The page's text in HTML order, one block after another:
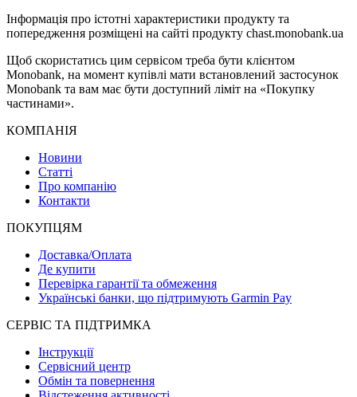
Інформація про істотні характеристики продукту та
попередження розміщені на сайті продукту chast.monobank.ua
Щоб скористатись цим сервісом треба бути клієнтом
Monobank, на момент купівлі мати встановлений застосунок
Monobank та вам має бути доступний ліміт на «Покупку
частинами».
КОМПАНІЯ
Новини
Статті
Про компанію
Контакти
ПОКУПЦЯМ
Доставка/Оплата
Де купити
Перевірка гарантії та обмеження
Українські банки, що підтримують Garmin Pay
СЕРВІС ТА ПІДТРИМКА
Інструкції
Сервісний центр
Обмін та повернення